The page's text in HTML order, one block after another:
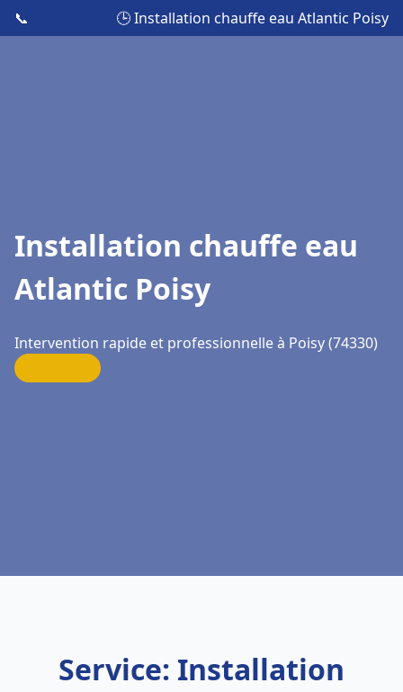
📞 🕒 Installation chauffe eau Atlantic Poisy
Installation chauffe eau
Atlantic Poisy
Intervention rapide et professionnelle à Poisy (74330)
Service: Installation